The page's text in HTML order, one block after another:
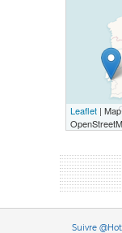
Leaflet|
Suivre